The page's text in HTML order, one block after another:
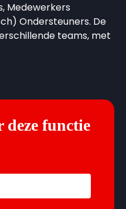
Medewerkers
Ondersteuners. De
teams, met
deze functie